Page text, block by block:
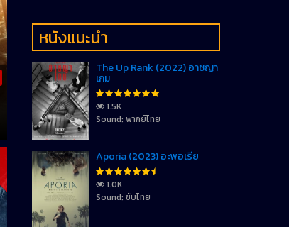
หนังแนะนำ
The Up Rank (2022) อาชญา
เกม
1.5K
Sound: พากย์ไทย
Aporia (2023) อะพอเรีย
1.0K
Sound: ซับไทย